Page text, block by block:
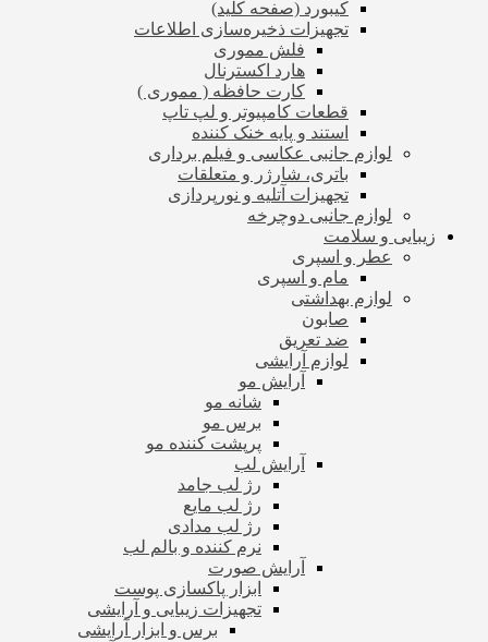
کیبورد (صفحه کلید)
تجهیزات ذخیره‌سازی اطلاعات
فلش مموری
هارد اکسترنال
کارت حافظه ( مموری )
قطعات کامپیوتر و لپ تاپ
استند و پایه خنک کننده
لوازم جانبی عکاسی و فیلم برداری
باتری، شارژر و متعلقات
تجهیزات آتلیه و نورپردازی
لوازم جانبی دوچرخه
زیبایی و سلامت
عطر و اسپری
مام و اسپری
لوازم بهداشتی
صابون
ضد تعریق
لوازم آرایشی
آرایش مو
شانه مو
برس مو
پرپشت کننده مو
آرایش لب
رژ لب جامد
رژ لب مایع
رژ لب مدادی
نرم کننده و بالم لب
آرایش صورت
ابزار پاکسازی پوست
تجهیزات زیبایی و آرایشی
برس و ابزار آرایشی